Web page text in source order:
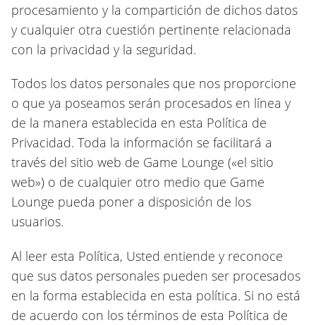
procesamiento y la compartición de dichos datos
y cualquier otra cuestión pertinente relacionada
con la privacidad y la seguridad.
Todos los datos personales que nos proporcione
o que ya poseamos serán procesados en línea y
de la manera establecida en esta Política de
Privacidad. Toda la información se facilitará a
través del sitio web de Game Lounge («el sitio
web») o de cualquier otro medio que Game
Lounge pueda poner a disposición de los
usuarios.
Al leer esta Política, Usted entiende y reconoce
que sus datos personales pueden ser procesados
en la forma establecida en esta política. Si no está
de acuerdo con los términos de esta Política de